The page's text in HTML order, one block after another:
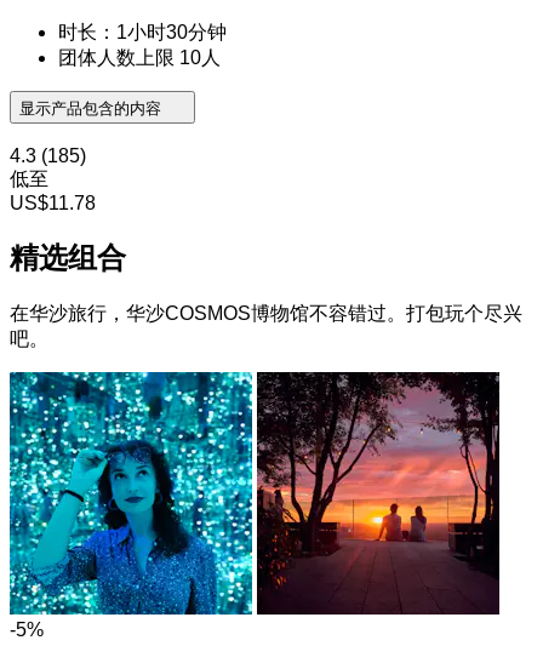
时长：1小时30分钟
团体人数上限 10人
显示产品包含的内容
4.3 (185)
低至
US$11.78
精选组合
在华沙旅行，华沙COSMOS博物馆不容错过。打包玩个尽兴
吧。
-5%